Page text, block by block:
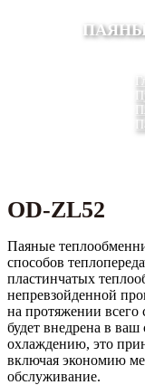
OD-ZL52
Паяные
способов
пластинчатых
непревзойденной
на протяжении всего
будет внедрена в
охлаждению, это
включая экономию
обслуживание.